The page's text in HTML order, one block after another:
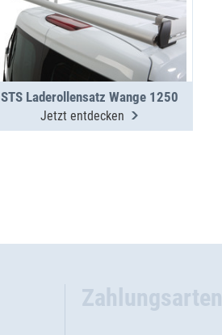
STS Laderollensatz Wange 1250
Jetzt entdecken
Zahlungsarten